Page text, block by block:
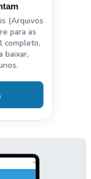
(Arquivos
para as
completo,
baixar,